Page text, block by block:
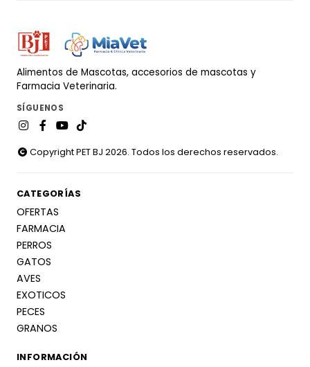
Alimentos de Mascotas, accesorios de mascotas y
Farmacia Veterinaria.
SÍGUENOS
Copyright PET BJ 2026. Todos los derechos reservados.
CATEGORÍAS
OFERTAS
FARMACIA
PERROS
GATOS
AVES
EXOTICOS
PECES
GRANOS
INFORMACIÓN